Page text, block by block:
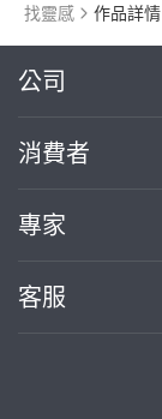
找靈感 作品詳情
公司
關於我們
部落格
加入我們
消費者
買服務
熱門服務
專家
案件中心
客服
繼續完成